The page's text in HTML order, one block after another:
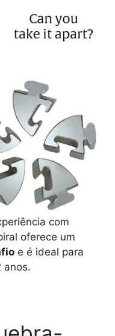
com
oferece um
e é ideal para
anos.